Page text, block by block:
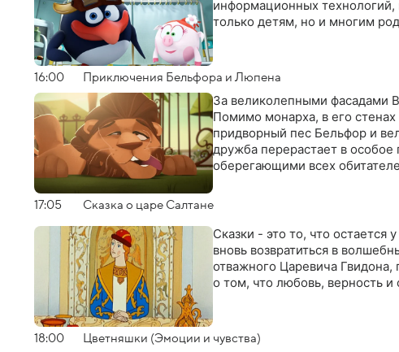
информационных технологий,
только детям, но и многим
16:00 Приключения Бельфора и Люпена
За великолепными фасадами
Помимо монарха, в его
придворный пес Бельфор и
дружба перерастает в
оберегающими всех
17:05 Сказка о царе Салтане
Сказки - это то, что остается
вновь возвратиться в
отважного Царевича
о том, что любовь, верность и
18:00 Цветняшки (Эмоции и чувства)